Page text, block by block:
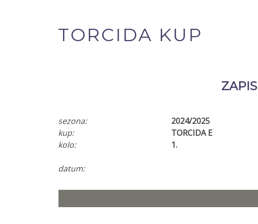
TORCIDA KUP
sezona: 2024/2025
kup:
TORCIDA E
kolo:
1.
datum: